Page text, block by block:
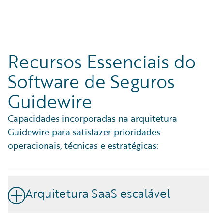
Recursos Essenciais do
Software de Seguros
Guidewire
Capacidades incorporadas na arquitetura
Guidewire para satisfazer prioridades
operacionais, técnicas e estratégicas:
Arquitetura SaaS escalável